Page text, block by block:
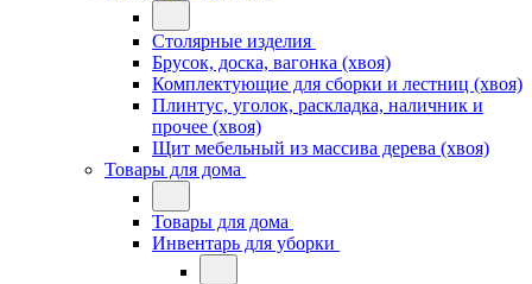
Столярные изделия
Брусок, доска, вагонка (хвоя)
Комплектующие для сборки и лестниц (хвоя)
Плинтус, уголок, раскладка, наличник и
прочее (хвоя)
Щит мебельный из массива дерева (хвоя)
Товары для дома
Товары для дома
Инвентарь для уборки